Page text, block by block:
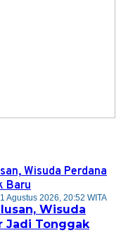
Agustus 2026, 20:52 WITA
Wisuda
Jadi Tonggak